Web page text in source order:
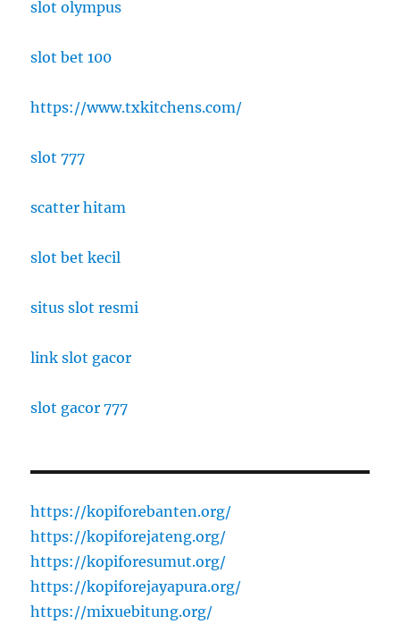
slot olympus
slot bet 100
https://www.txkitchens.com/
slot 777
scatter hitam
slot bet kecil
situs slot resmi
link slot gacor
slot gacor 777
https://kopiforebanten.org/
https://kopiforejateng.org/
https://kopiforesumut.org/
https://kopiforejayapura.org/
https://mixuebitung.org/